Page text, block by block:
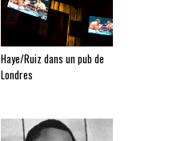
Haye/Ruiz dans un pub de
Londres